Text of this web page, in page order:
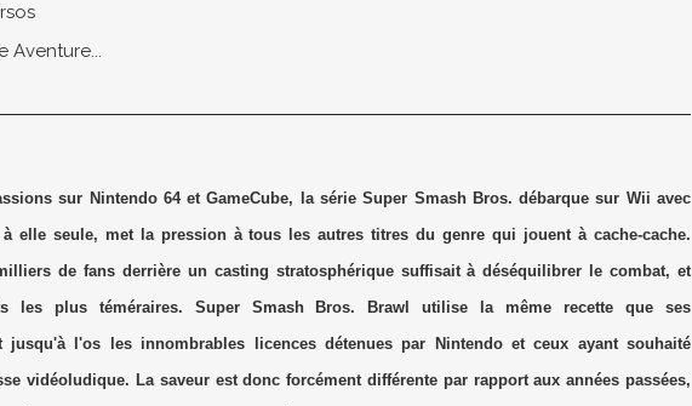
Aventure...
sur Nintendo 64 et GameCube, la série Super Smash Bros. débarque sur Wii avec
elle seule, met la pression à tous les autres titres du genre qui jouent à cache-cache.
de fans derrière un casting stratosphérique suffisait à déséquilibrer le combat, et
les plus téméraires. Super Smash Bros.
Brawl utilise la même recette que ses
jusqu'à l'os les innombrables licences détenues par Nintendo et ceux ayant souhaité
vidéoludique. La saveur est donc forcément différente par rapport aux années passées,